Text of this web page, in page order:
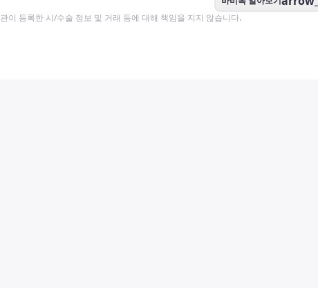
이 등록한 시/수술 정보 및 거래 등에 대해 책임을 지지 않습니다.